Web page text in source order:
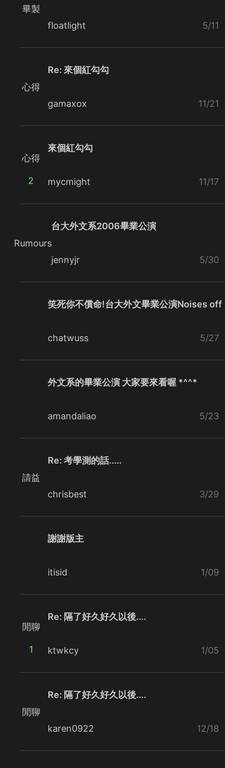
畢製
floatlight 5/11
心得
Re: 來個紅勾勾
gamaxox 11/21
心得
2
來個紅勾勾
mycmight 11/17
Rumours
台大外文系2006畢業公演
jennyjr 5/30
笑死你不償命!台大外文畢業公演Noises off
chatwuss 5/27
外文系的畢業公演 大家要來看喔 *^^*
amandaliao 5/23
請益
Re: 考學測的話.....
chrisbest 3/29
謝謝版主
itisid 1/09
閒聊
1
Re: 隔了好久好久以後....
ktwkcy 1/05
閒聊
Re: 隔了好久好久以後....
karen0922 12/18